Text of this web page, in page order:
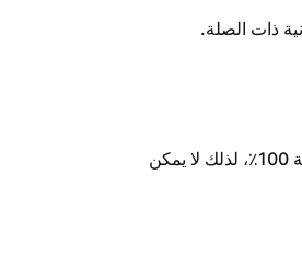
ذات الصلة.
نتخذ إجراءات معقولة لحماية بياناتك من الوصول غير المصرح به أو التعديل أو الإفصاح أو الإتلاف. ومع ذلك، لا توجد طريقة نقل عبر الإنترنت آمنة بنسبة 100٪، لذلك لا يمكن